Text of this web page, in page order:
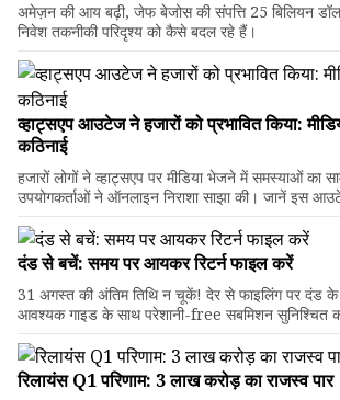
अमेज़न की आय बढ़ी, जेफ बेजोस की संपत्ति 25 बिलियन
निवेश तकनीकी परिदृश्य को कैसे बदल रहे हैं।
व्हाट्सएप आउटेज ने हजारों को प्रभावित किया:
कठिनाई
हजारों लोगों ने व्हाट्सएप पर मीडिया भेजने में समस्याओं का
उपयोगकर्ताओं ने ऑनलाइन निराशा साझा की। जानें इस
दंड से बचें: समय पर आयकर रिटर्न फाइल करें
31 अगस्त की अंतिम तिथि न चूकें! देर से फाइलिंग पर दंड के
आवश्यक गाइड के साथ परेशानी-free सबमिशन सुनिश्चित
रिलायंस Q1 परिणाम: ₹3 लाख करोड़ का राजस्व पार